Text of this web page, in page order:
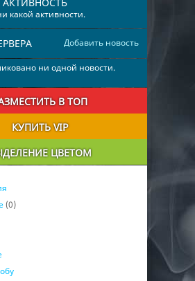
какой активности.
Добавить новость
ни одной новости.
В ТОП
КУПИТЬ VIP
ЦВЕТОМ
(0)